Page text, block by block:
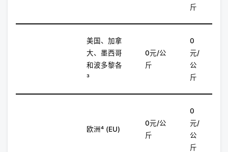
斤
美国、加拿
大、墨西哥
和波多黎各
³
0元/公
斤
0
元/
公
斤
欧洲⁴ (EU)
0元/公
斤
0
元/
公
斤